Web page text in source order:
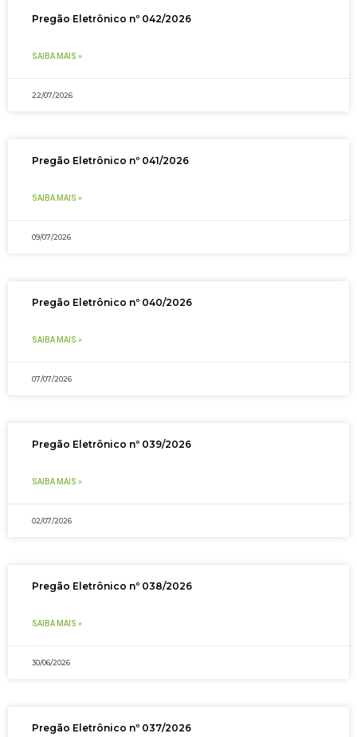
Pregão Eletrônico nº 042/2026
SAIBA MAIS »
22/07/2026
Pregão Eletrônico nº 041/2026
SAIBA MAIS »
09/07/2026
Pregão Eletrônico nº 040/2026
SAIBA MAIS »
07/07/2026
Pregão Eletrônico nº 039/2026
SAIBA MAIS »
02/07/2026
Pregão Eletrônico nº 038/2026
SAIBA MAIS »
30/06/2026
Pregão Eletrônico nº 037/2026